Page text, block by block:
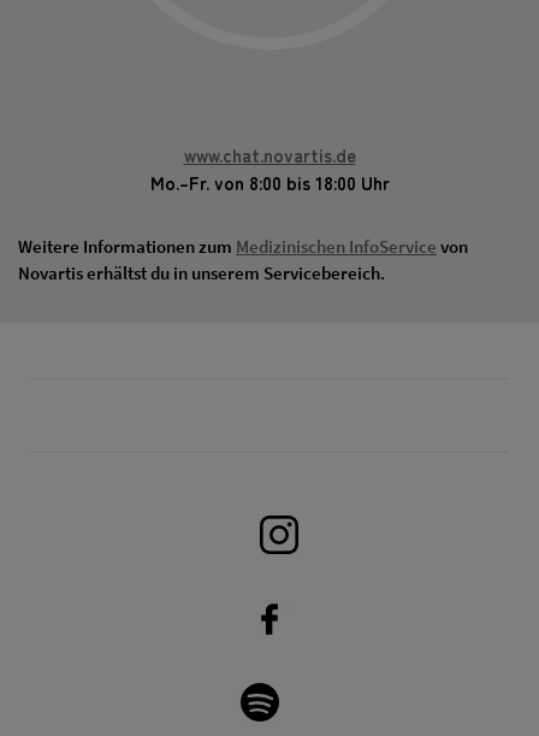
www.chat.novartis.de
Mo.–Fr. von 8:00 bis 18:00 Uhr
Weitere Informationen zum Medizinischen InfoService von
Novartis erhältst du in unserem Servicebereich.